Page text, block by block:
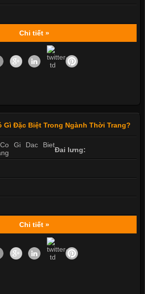
Chi tiết »
Gì Đặc Biệt Trong Ngành Thời Trang?
Đai lưng:
Chi tiết »